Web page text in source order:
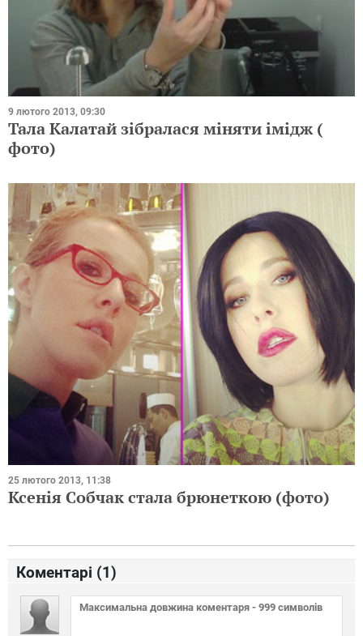
9 лютого 2013, 09:30
Тала Калатай зібралася міняти імідж (​​
фото)
25 лютого 2013, 11:38
Ксенія Собчак стала брюнеткою (фото)
Коментарі (1)